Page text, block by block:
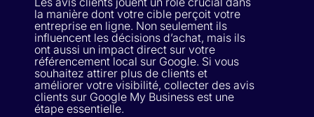
la manière dont votre cible perçoit votre
entreprise en ligne. Non seulement ils
influencent les décisions d’achat, mais ils
ont aussi un impact direct sur votre
référencement local sur Google. Si vous
souhaitez attirer plus de clients et
améliorer votre visibilité, collecter des avis
clients sur Google My Business est une
étape essentielle.